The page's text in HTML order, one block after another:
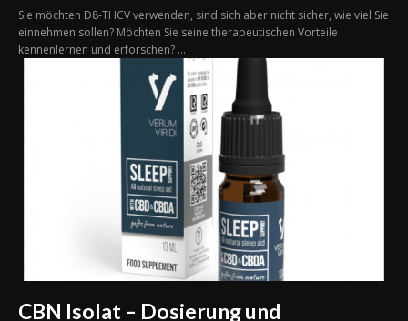
Sie möchten D8-THCV verwenden, sind sich aber nicht sicher, wie viel Sie
einnehmen sollen? Möchten Sie seine therapeutischen Vorteile
kennenlernen und erforschen? ...
CBN Isolat – Dosierung und